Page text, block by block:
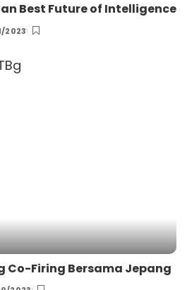
Best Future of Intelligence
2023
Co-Firing Bersama Jepang